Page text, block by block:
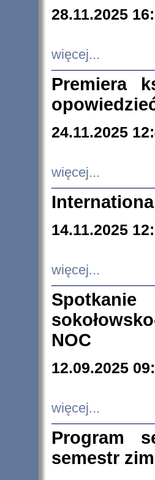
28.11.2025
więcej...
Premiera
24.11.2025
więcej...
14.11.2025
więcej...
NOC
12.09.2025
więcej...
Program
semestr